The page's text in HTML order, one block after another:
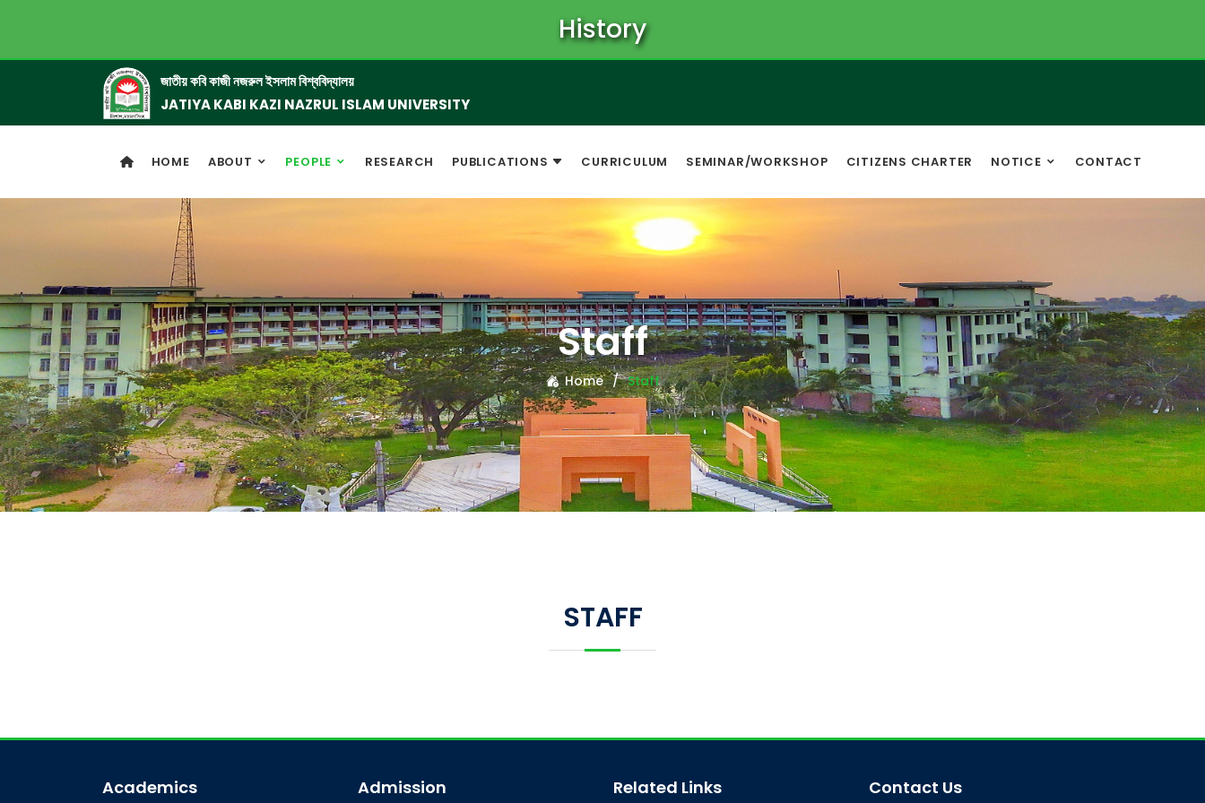
History
জাতীয় কবি কাজী নজরুল ইসলাম বিশ্ববিদ্যালয়
JATIYA KABI KAZI NAZRUL ISLAM UNIVERSITY
HOME ABOUT PEOPLE RESEARCH PUBLICATIONS CURRICULUM SEMINAR/WORKSHOP CITIZENS CHARTER NOTICE CONTACT
Staff
Home Staff
STAFF
Academics Admission Related Links Contact Us